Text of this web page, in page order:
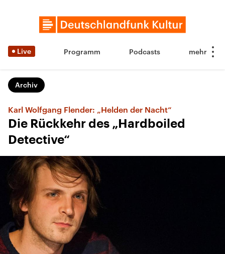
Live Programm Podcasts
Archiv
Karl Wolfgang Flender: „Helden der Nacht“
Die Rückkehr des „Hardboiled
Detective“